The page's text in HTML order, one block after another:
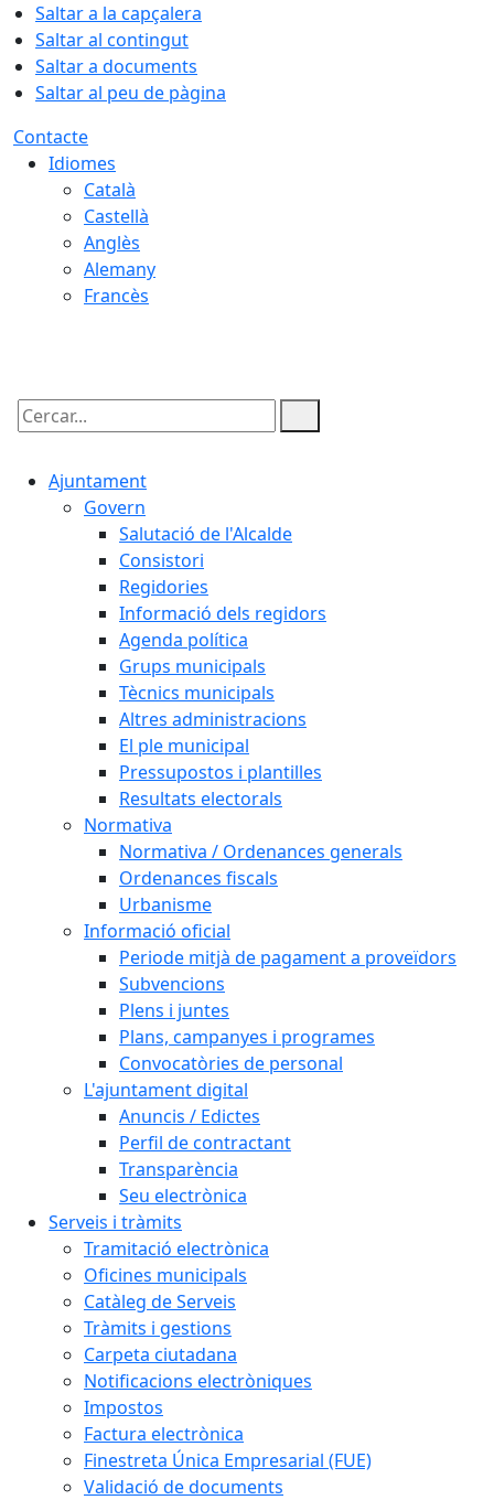
Saltar a la capçalera
Saltar al contingut
Saltar a documents
Saltar al peu de pàgina
Contacte
Idiomes
Català
Castellà
Anglès
Alemany
Francès
Cercar:
Ajuntament
Govern
Salutació de l'Alcalde
Consistori
Regidories
Informació dels regidors
Agenda política
Grups municipals
Tècnics municipals
Altres administracions
El ple municipal
Pressupostos i plantilles
Resultats electorals
Normativa
Normativa / Ordenances generals
Ordenances fiscals
Urbanisme
Informació oficial
Periode mitjà de pagament a proveïdors
Subvencions
Plens i juntes
Plans, campanyes i programes
Convocatòries de personal
L'ajuntament digital
Anuncis / Edictes
Perfil de contractant
Transparència
Seu electrònica
Serveis i tràmits
Tramitació electrònica
Oficines municipals
Catàleg de Serveis
Tràmits i gestions
Carpeta ciutadana
Notificacions electròniques
Impostos
Factura electrònica
Finestreta Única Empresarial (FUE)
Validació de documents